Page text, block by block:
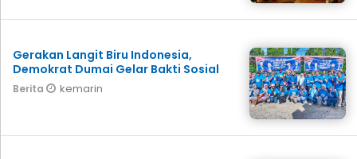
Gerakan Langit Biru Indonesia,
Demokrat Dumai Gelar Bakti Sosial
Berita kemarin